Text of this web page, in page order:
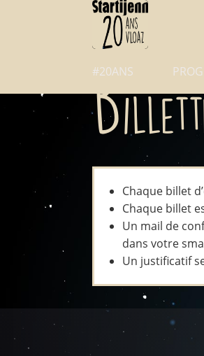
#20ANS
B
Chaque billet
Chaque billet
Un mail de
dans votre
Un justificatif